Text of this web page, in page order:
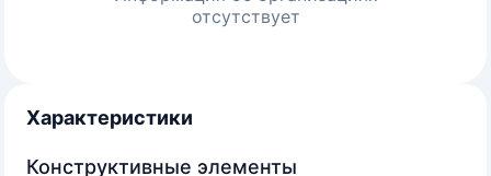
отсутствует
Характеристики
Конструктивные элементы